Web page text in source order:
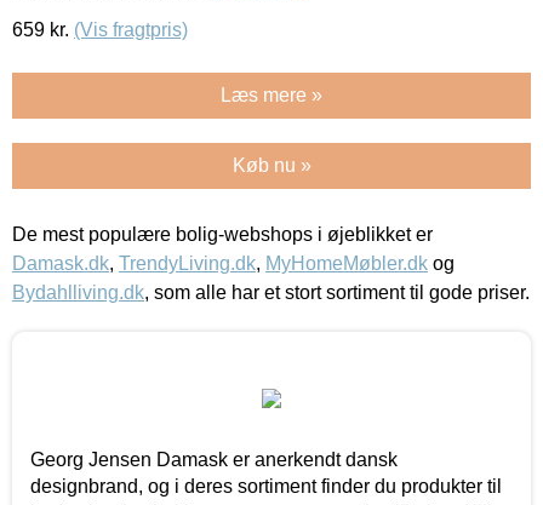
659 kr. (Vis fragtpris)
Læs mere »
Køb nu »
De mest populære bolig-webshops i øjeblikket er
Damask.dk, TrendyLiving.dk, MyHomeMøbler.dk og
Bydahlliving.dk, som alle har et stort sortiment til gode priser.
Georg Jensen Damask er anerkendt dansk
designbrand, og i deres sortiment finder du produkter til